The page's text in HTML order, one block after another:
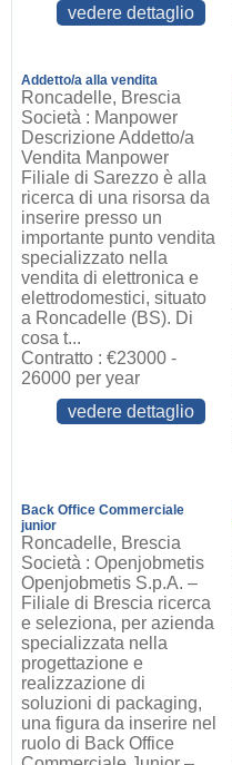
vedere dettaglio
Addetto/a alla vendita
Roncadelle, Brescia
Società : Manpower
Descrizione Addetto/a
Vendita Manpower
Filiale di Sarezzo è alla
ricerca di una risorsa da
inserire presso un
importante punto vendita
specializzato nella
vendita di elettronica e
elettrodomestici, situato
a Roncadelle (BS). Di
cosa t...
Contratto : €23000 -
26000 per year
vedere dettaglio
Back Office Commerciale
junior
Roncadelle, Brescia
Società : Openjobmetis
Openjobmetis S.p.A. –
Filiale di Brescia ricerca
e seleziona, per azienda
specializzata nella
progettazione e
realizzazione di
soluzioni di packaging,
una figura da inserire nel
ruolo di Back Office